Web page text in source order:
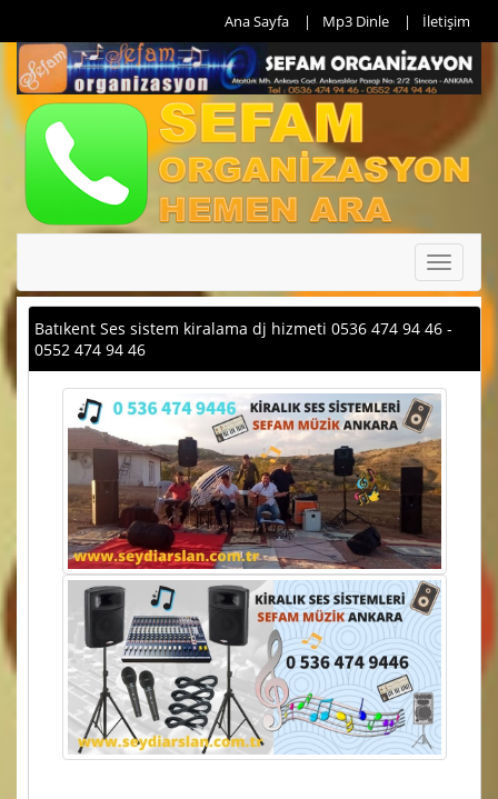
Ana Sayfa Mp3 Dinle İletişim
Toggle
Batıkent Ses sistem kiralama dj hizmeti 0536 474 94 46 -
0552 474 94 46